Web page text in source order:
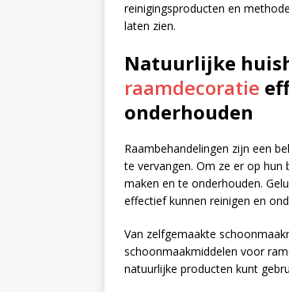
reinigingsproducten en
laten zien.
Natuurlijke
raamdecoratie
onderhouden
Raambehandelingen zijn een
te vervangen. Om ze er op
maken en te onderhouden.
effectief kunnen reinigen en
Van zelfgemaakte
schoonmaakmiddelen voor
natuurlijke producten kunt